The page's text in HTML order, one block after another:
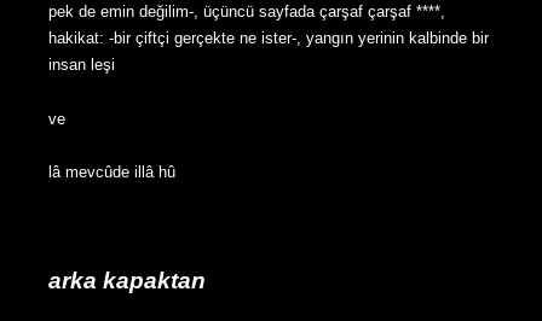
pek de emin değilim-, üçüncü sayfada çarşaf çarşaf ****,
hakikat: -bir çiftçi gerçekte ne ister-, yangın yerinin kalbinde bir
insan leşi
ve
lâ mevcûde illâ hû
arka kapaktan